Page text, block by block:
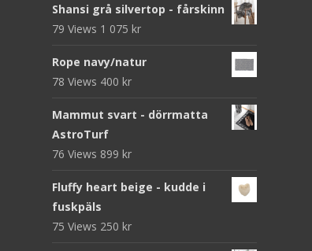
priset
var:
priset
Shansi grå silvertop - fårskinn
79 Views 1 075 kr
Rope navy/natur
78 Views 400 kr
Mammut svart - dörrmatta
AstroTurf
76 Views 899 kr
Fluffy heart beige - kudde i
fuskpäls
75 Views 250 kr